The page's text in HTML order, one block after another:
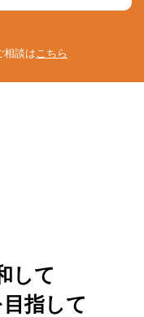
相談は こちら
して
指して